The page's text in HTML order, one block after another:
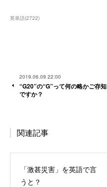
英単語(2722)
2019.06.09 22:00
“G20”の“G”って何の略かご存知
ですか？
関連記事
「激甚災害」を英語で言
うと？